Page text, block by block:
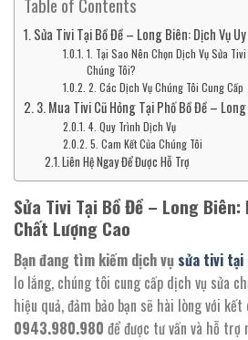
Sửa Tivi Tại Bồ Đề – Long Biên: Dịch Vụ
1. Tại Sao Nên Chọn Dịch Vụ Sửa
Chúng Tôi?
2. Các Dịch Vụ Chúng Tôi Cung Cấp
3. Mua Tivi Cũ Hỏng Tại Phố Bồ Đề –
4. Quy Trình Dịch Vụ
5. Cam Kết Của Chúng Tôi
Liên Hệ Ngay Để Được Hỗ Trợ
Sửa Tivi Tại Bồ Đề – Long Biên:
Chất Lượng Cao
Bạn đang tìm kiếm dịch vụ sửa tivi tại
lo lắng, chúng tôi cung cấp dịch vụ sửa
hiệu quả, đảm bảo bạn sẽ hài lòng với kết
0943.980.980 để được tư vấn và hỗ trợ